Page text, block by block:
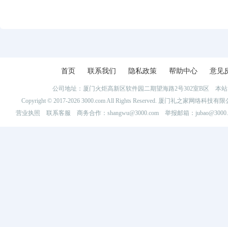
首页 联系我们 隐私政策 帮助中心 意见
公司地址：厦门火炬高新区软件园二期望海路2号302室B区 本
Copyright © 2017-2026 3000.com All Rights Reserved. 厦门礼之家网络科技
营业执照
联系客服 商务合作：shangwu@3000.com 举报邮箱：